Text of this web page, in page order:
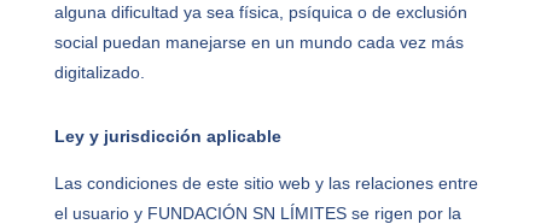
alguna dificultad ya sea física, psíquica o de exclusión
social puedan manejarse en un mundo cada vez más
digitalizado.
Ley y jurisdicción aplicable
Las condiciones de este sitio web y las relaciones entre
el usuario y FUNDACIÓN SN LÍMITES se rigen por la